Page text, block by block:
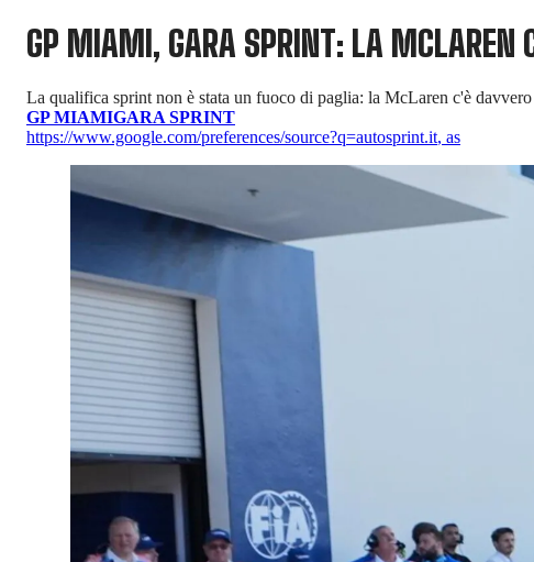
GP MIAMI, GARA SPRINT: LA MCLAREN
La qualifica sprint non è stata un fuoco di paglia: la McLaren c'è
GP MIAMIGARA SPRINT
https://www.google.com/preferences/source?q=autosprint.it, as